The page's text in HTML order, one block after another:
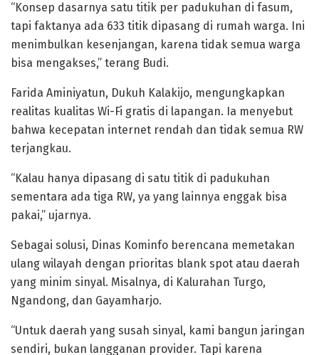
“Konsep dasarnya satu titik per padukuhan di fasum,
tapi faktanya ada 633 titik dipasang di rumah warga. Ini
menimbulkan kesenjangan, karena tidak semua warga
bisa mengakses,” terang Budi.
Farida Aminiyatun, Dukuh Kalakijo, mengungkapkan
realitas kualitas Wi-Fi gratis di lapangan. Ia menyebut
bahwa kecepatan internet rendah dan tidak semua RW
terjangkau.
“Kalau hanya dipasang di satu titik di padukuhan
sementara ada tiga RW, ya yang lainnya enggak bisa
pakai,” ujarnya.
Sebagai solusi, Dinas Kominfo berencana memetakan
ulang wilayah dengan prioritas blank spot atau daerah
yang minim sinyal. Misalnya, di Kalurahan Turgo,
Ngandong, dan Gayamharjo.
“Untuk daerah yang susah sinyal, kami bangun jaringan
sendiri, bukan langganan provider. Tapi karena